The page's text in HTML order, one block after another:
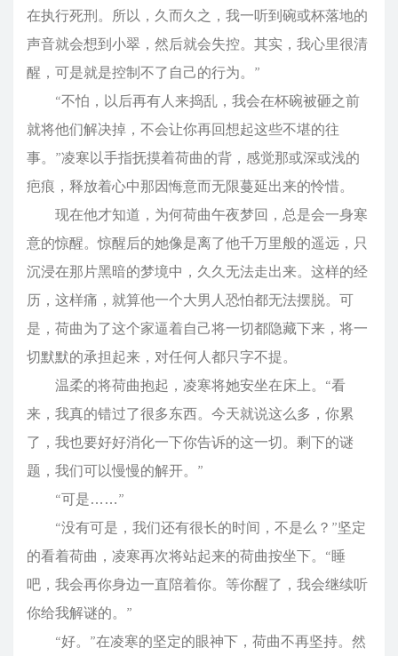
在执行死刑。所以，久而久之，我一听到碗或杯落地的
声音就会想到小翠，然后就会失控。其实，我心里很清
醒，可是就是控制不了自己的行为。”
“不怕，以后再有人来捣乱，我会在杯碗被砸之前
就将他们解决掉，不会让你再回想起这些不堪的往
事。”凌寒以手指抚摸着荷曲的背，感觉那或深或浅的
疤痕，释放着心中那因悔意而无限蔓延出来的怜惜。
现在他才知道，为何荷曲午夜梦回，总是会一身寒
意的惊醒。惊醒后的她像是离了他千万里般的遥远，只
沉浸在那片黑暗的梦境中，久久无法走出来。这样的经
历，这样痛，就算他一个大男人恐怕都无法摆脱。可
是，荷曲为了这个家逼着自己将一切都隐藏下来，将一
切默默的承担起来，对任何人都只字不提。
温柔的将荷曲抱起，凌寒将她安坐在床上。“看
来，我真的错过了很多东西。今天就说这么多，你累
了，我也要好好消化一下你告诉的这一切。剩下的谜
题，我们可以慢慢的解开。”
“可是……”
“没有可是，我们还有很长的时间，不是么？”坚定
的看着荷曲，凌寒再次将站起来的荷曲按坐下。“睡
吧，我会再你身边一直陪着你。等你醒了，我会继续听
你给我解谜的。”
“好。”在凌寒的坚定的眼神下，荷曲不再坚持。然